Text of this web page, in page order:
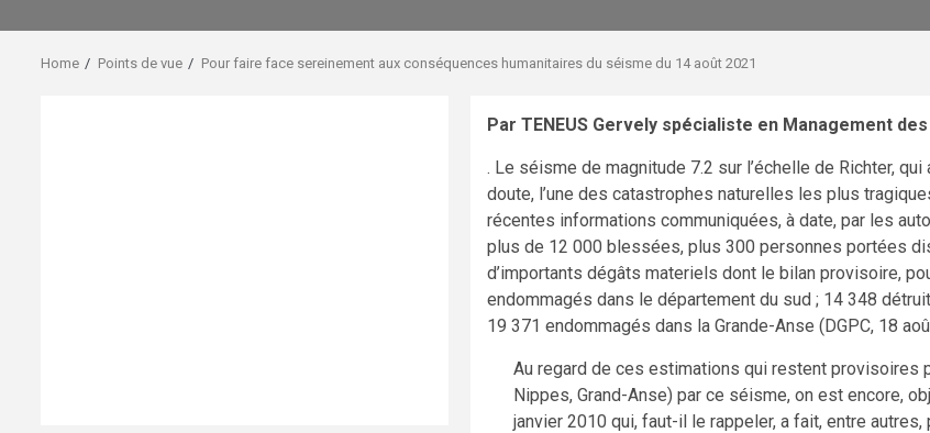
Home Points de vue Pour faire face sereinement aux conséquences humanitaires du séisme du 14 août 2021
Par TENEUS Gervely spécialiste en Management
. Le séisme de magnitude 7.2 sur l’échelle de Richter,
doute, l’une des catastrophes naturelles les plus
récentes informations communiquées, à date, par les
plus de 12 000 blessées, plus 300 personnes portées
d’importants dégâts materiels dont le bilan provisoire,
endommagés dans le département du sud ; 14 348
19 371 endommagés dans la Grande-Anse (DGPC, 18
Au regard de ces estimations qui restent provisoires
Nippes, Grand-Anse) par ce séisme, on est encore,
janvier 2010 qui, faut-il le rappeler, a fait, entre